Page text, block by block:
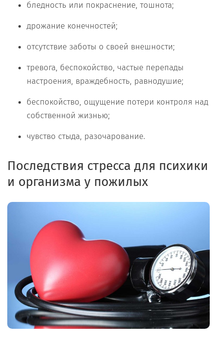
бледность или покраснение, тошнота;
дрожание конечностей;
отсутствие заботы о своей внешности;
тревога, беспокойство, частые перепады
настроения, враждебность, равнодушие;
беспокойство, ощущение потери контроля над
собственной жизнью;
чувство стыда, разочарование.
Последствия стресса для психики
и организма у пожилых